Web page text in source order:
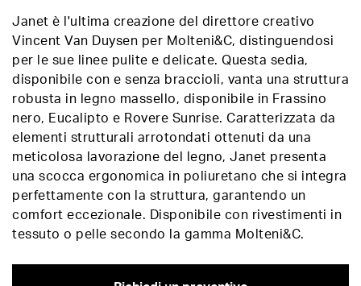
Janet è l'ultima creazione del direttore creativo
Vincent Van Duysen per Molteni&C, distinguendosi
per le sue linee pulite e delicate. Questa sedia,
disponibile con e senza braccioli, vanta una struttura
robusta in legno massello, disponibile in Frassino
nero, Eucalipto e Rovere Sunrise. Caratterizzata da
elementi strutturali arrotondati ottenuti da una
meticolosa lavorazione del legno, Janet presenta
una scocca ergonomica in poliuretano che si integra
perfettamente con la struttura, garantendo un
comfort eccezionale. Disponibile con rivestimenti in
tessuto o pelle secondo la gamma Molteni&C.